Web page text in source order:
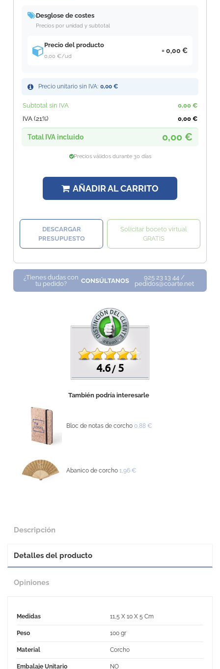
Desglose de costes
Precios por unidad y subtotal
Precio del producto
0,00 €/ud
0,00 €
Precio unitario sin IVA: 0,00 €
Subtotal sin IVA
0,00 €
IVA (21%)
0,00 €
Total IVA incluido 0,00 €
Precios válidos durante 30 días
AÑADIR AL CARRITO
DESCARGAR
PRESUPUESTO
Solicitar boceto virtual
GRATIS
¿Tienes dudas con
tu pedido?
CONSÚLTANOS
925 23 13 44 /
pedidos@coarte.net
4.6 /5
También podría interesarle
Bloc de notas de corcho 0,88 €
Abanico de corcho 1,96 €
Descripción
Detalles del producto
Opiniones
Medidas 11,5 X 10 X 5 Cm
Peso 100 gr
Material Corcho
Embalaje Unitario NO